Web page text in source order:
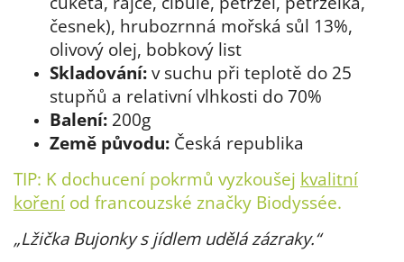
česnek), hrubozrnná mořská sůl 13%,
olivový olej, bobkový list
Skladování: v suchu při teplotě do 25
stupňů a relativní vlhkosti do 70%
Balení: 200g
Země původu: Česká republika
TIP: K dochucení pokrmů vyzkoušej kvalitní
koření od francouzské značky Biodyssée.
„Lžička Bujonky s jídlem udělá zázraky.“